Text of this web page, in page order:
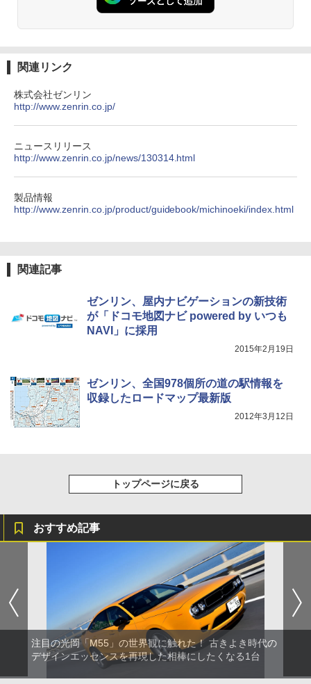
関連リンク
株式会社ゼンリン
http://www.zenrin.co.jp/
ニュースリリース
http://www.zenrin.co.jp/news/130314.html
製品情報
http://www.zenrin.co.jp/product/guidebook/michinoeki/index.html
関連記事
ゼンリン、屋内ナビゲーションの新技術
が「ドコモ地図ナビ powered by いつも
NAVI」に採用
2015年2月19日
ゼンリン、全国978個所の道の駅情報を
収録したロードマップ最新版
2012年3月12日
トップページに戻る
おすすめ記事
注目の光岡「M55」の世界観に触れた！ 古きよき時代の
デザインエッセンスを再現した相棒にしたくなる1台